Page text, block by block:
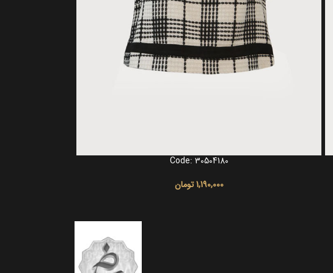
Code: 30504180
1,190,000تومان